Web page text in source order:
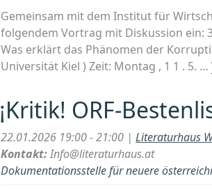
Gemeinsam mit dem Institut für
folgendem Vortrag mit Diskussion ein:
Was erklärt das Phänomen der
Universität Kiel ) Zeit: Montag , 1 1 . 5. …
¡Kritik! ORF-
22.01.2026 19:00 - 21:00 | Literaturhaus
Kontakt:Info@literaturhaus.at
Dokumentationsstelle für neuere